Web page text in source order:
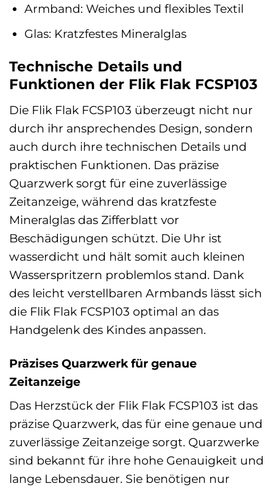
Armband: Weiches und flexibles Textil
Glas: Kratzfestes Mineralglas
Technische Details und
Funktionen der Flik Flak FCSP103
Die Flik Flak FCSP103 überzeugt nicht nur
durch ihr ansprechendes Design, sondern
auch durch ihre technischen Details und
praktischen Funktionen. Das präzise
Quarzwerk sorgt für eine zuverlässige
Zeitanzeige, während das kratzfeste
Mineralglas das Zifferblatt vor
Beschädigungen schützt. Die Uhr ist
wasserdicht und hält somit auch kleinen
Wasserspritzern problemlos stand. Dank
des leicht verstellbaren Armbands lässt sich
die Flik Flak FCSP103 optimal an das
Handgelenk des Kindes anpassen.
Präzises Quarzwerk für genaue
Zeitanzeige
Das Herzstück der Flik Flak FCSP103 ist das
präzise Quarzwerk, das für eine genaue und
zuverlässige Zeitanzeige sorgt. Quarzwerke
sind bekannt für ihre hohe Genauigkeit und
lange Lebensdauer. Sie benötigen nur